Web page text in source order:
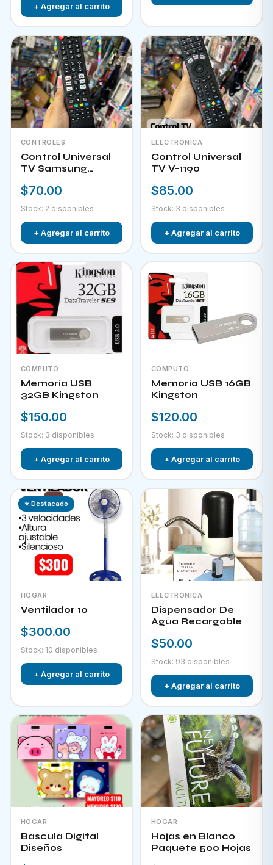
+ Agregar al carrito
CONTROLES
Control Universal
TV Samsung
$70.00
Stock: 2 disponibles
+ Agregar al carrito
ELECTRÓNICA
Control Universal
TV V-1190
$85.00
Stock: 3 disponibles
+ Agregar al carrito
COMPUTO
Memoria USB
32GB Kingston
$150.00
Stock: 3 disponibles
+ Agregar al carrito
COMPUTO
Memoria USB 16GB
Kingston
$120.00
Stock: 3 disponibles
+ Agregar al carrito
⭐ Destacado
HOGAR
Ventilador 10
$300.00
Stock: 10 disponibles
+ Agregar al carrito
ELECTRÓNICA
Dispensador De
Agua Recargable
$50.00
Stock: 93 disponibles
+ Agregar al carrito
HOGAR
Bascula Digital
Diseños
HOGAR
Hojas en Blanco
Paquete 500 Hojas